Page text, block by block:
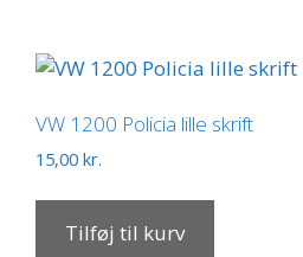
VW 1200 Policia lille skrift
15,00 kr.
Tilføj til kurv